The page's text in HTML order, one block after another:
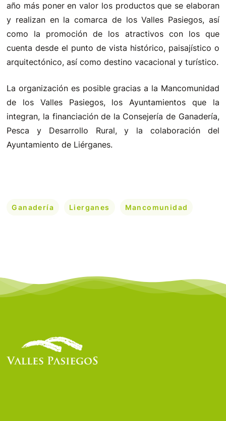
año más poner en valor los productos que se elaboran
y realizan en la comarca de los Valles Pasiegos, así
como la promoción de los atractivos con los que
cuenta desde el punto de vista histórico, paisajístico o
arquitectónico, así como destino vacacional y turístico.
La organización es posible gracias a la Mancomunidad
de los Valles Pasiegos, los Ayuntamientos que la
integran, la financiación de la Consejería de Ganadería,
Pesca y Desarrollo Rural, y la colaboración del
Ayuntamiento de Liérganes.
Ganadería Lierganes Mancomunidad